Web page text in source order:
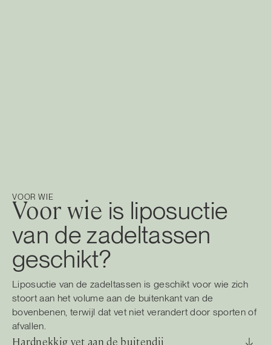
VOOR WIE
Voor wie is liposuctie
van de zadeltassen
geschikt?
Liposuctie van de zadeltassen is geschikt voor wie zich
stoort aan het volume aan de buitenkant van de
bovenbenen, terwijl dat vet niet verandert door sporten of
afvallen.
Hardnekkig vet aan de buitendij